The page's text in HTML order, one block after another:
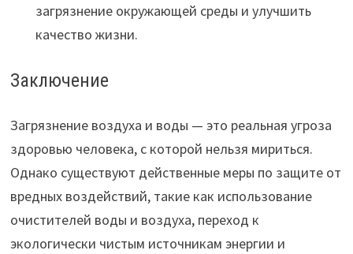
загрязнение окружающей среды и улучшить
качество жизни.
Заключение
Загрязнение воздуха и воды — это реальная угроза
здоровью человека, с которой нельзя мириться.
Однако существуют действенные меры по защите от
вредных воздействий, такие как использование
очистителей воды и воздуха, переход к
экологически чистым источникам энергии и